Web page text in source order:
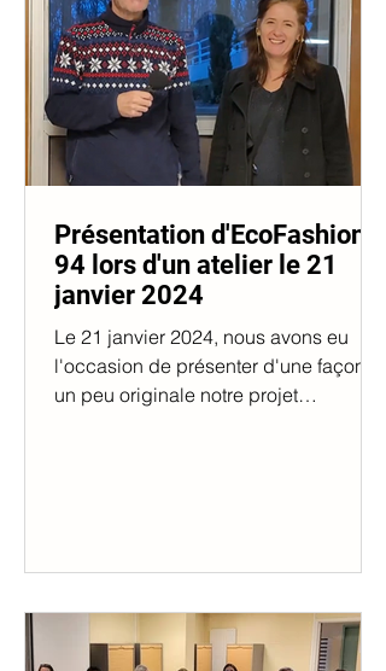
Présentation d'EcoFashion
94 lors d'un atelier le 21
janvier 2024
Le 21 janvier 2024, nous avons eu
l'occasion de présenter d'une façon
un peu originale notre projet